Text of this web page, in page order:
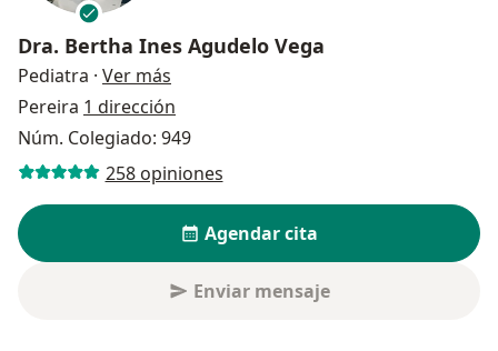
Dra. Bertha Ines Agudelo Vega
Pediatra · Ver más
Pereira 1 dirección
Núm. Colegiado: 949
258 opiniones
Agendar cita
Enviar mensaje